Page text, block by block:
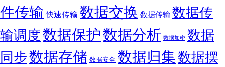
件传输 快速传输 数据交换 数据传输数据传
输调度数据保护数据分析 数据加密 数据
同步数据存储 数据安全 数据归集数据摆